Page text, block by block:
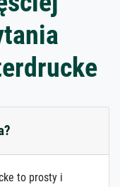
to prosty i